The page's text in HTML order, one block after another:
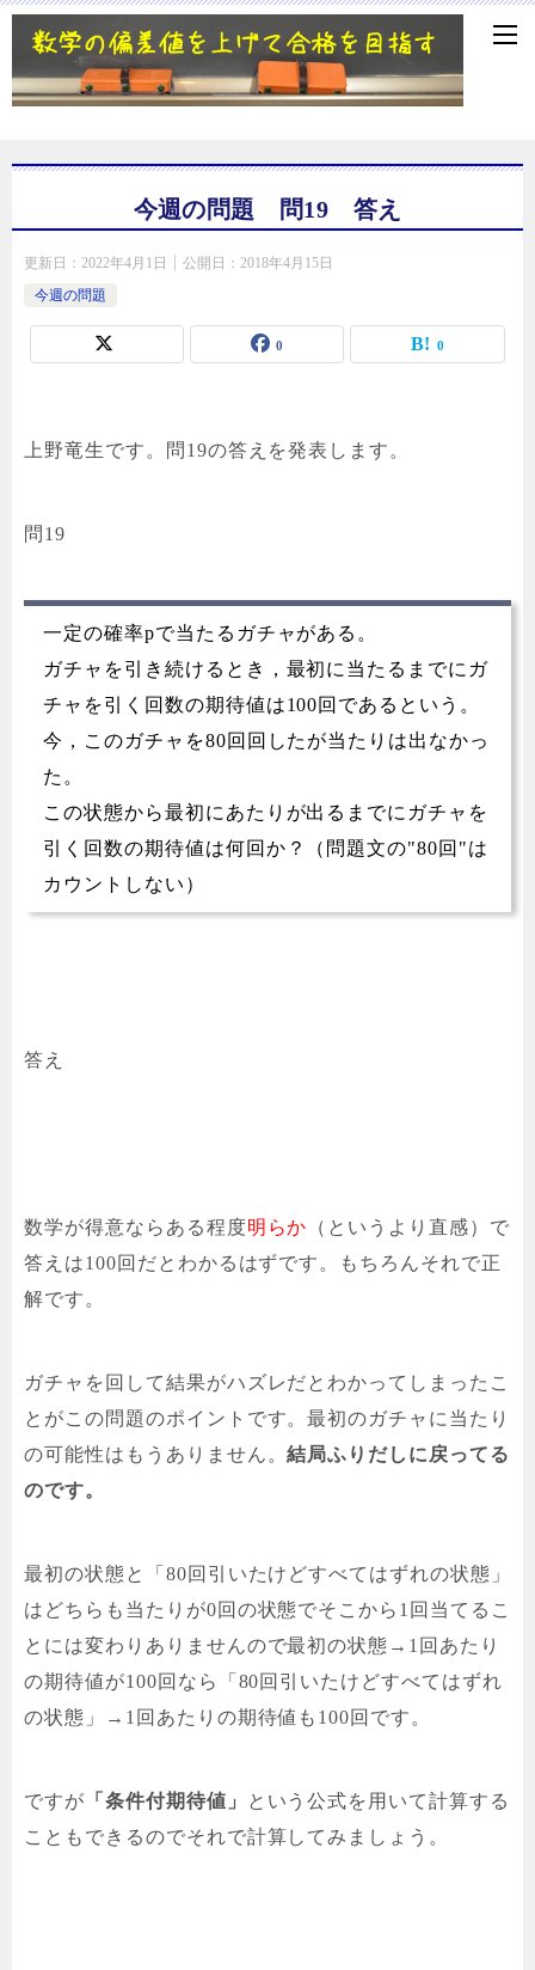
今週の問題 問19 答え
更新日： 2022年4月1日 公開日： 2018年4月15日
今週の問題
0 0
上野竜生です。問19の答えを発表します。
問19
一定の確率pで当たるガチャがある。
ガチャを引き続けるとき，最初に当たるまでにガ
チャを引く回数の期待値は100回であるという。
今，このガチャを80回回したが当たりは出なかっ
た。
この状態から最初にあたりが出るまでにガチャを
引く回数の期待値は何回か？（問題文の"80回"は
カウントしない）
答え
数学が得意ならある程度明らか （というより直感）で
答えは100回 だとわかるはずです。もちろんそれで正
解です。
ガチャを回して結果がハズレだとわかってしまったこ
とがこの問題のポイントです。最初のガチャに当たり
の可能性はもうありません。結局ふりだしに戻ってる
のです。
最初の状態と「80回引いたけどすべてはずれの状態」
はどちらも当たりが0回の状態でそこから1回当てるこ
とには変わりありませんので最初の状態→1回あたり
の期待値が100回なら「80回引いたけどすべてはずれ
の状態」→1回あたりの期待値も100回です。
ですが 「条件付期待値」
という公式を用いて計算する
こともできるのでそれで計算してみましょう。